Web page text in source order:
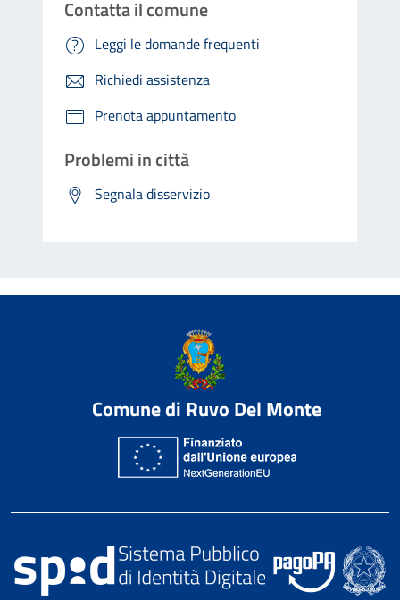
Contatta il comune
Leggi le domande frequenti
Richiedi assistenza
Prenota appuntamento
Problemi in città
Segnala disservizio
Comune di Ruvo Del Monte